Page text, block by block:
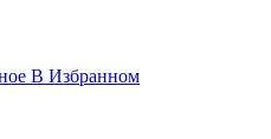
В Избранном